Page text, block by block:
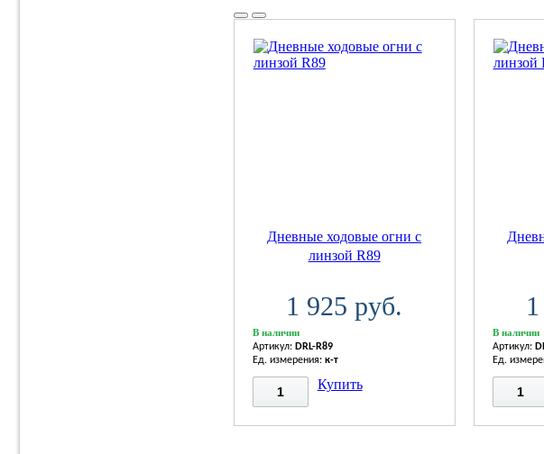
Дневные ходовые огни с
линзой R89
1 925 руб.
В наличии
Артикул: DRL-R89
Ед. измерения: к-т
Купить
В наличии
Артикул:
Ед.